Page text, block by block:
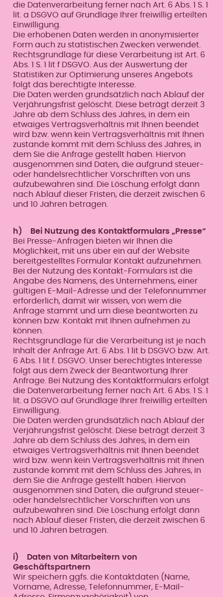
die Datenverarbeitung ferner nach Art. 6 Abs. 1 S. 1
lit. a DSGVO auf Grundlage Ihrer freiwillig erteilten
Einwilligung.
Die erhobenen Daten werden in anonymisierter
Form auch zu statistischen Zwecken verwendet.
Rechtsgrundlage für diese Verarbeitung ist Art. 6
Abs. 1 S. 1 lit f DSGVO. Aus der Auswertung der
Statistiken zur Optimierung unseres Angebots
folgt das berechtigte Interesse.
Die Daten werden grundsätzlich nach Ablauf der
Verjährungsfrist gelöscht. Diese beträgt derzeit 3
Jahre ab dem Schluss des Jahres, in dem ein
etwaiges Vertragsverhältnis mit Ihnen beendet
wird bzw. wenn kein Vertragsverhältnis mit Ihnen
zustande kommt mit dem Schluss des Jahres, in
dem Sie die Anfrage gestellt haben. Hiervon
ausgenommen sind Daten, die aufgrund steuer-
oder handelsrechtlicher Vorschriften von uns
aufzubewahren sind. Die Löschung erfolgt dann
nach Ablauf dieser Fristen, die derzeit zwischen 6
und 10 Jahren betragen.
h) Bei Nutzung des Kontaktformulars „Presse“
Bei Presse-Anfragen bieten wir Ihnen die
Möglichkeit, mit uns über ein auf der Website
bereitgestelltes Formular Kontakt aufzunehmen.
Bei der Nutzung des Kontakt-Formulars ist die
Angabe des Namens, des Unternehmens, einer
gültigen E-Mail-Adresse und der Telefonnummer
erforderlich, damit wir wissen, von wem die
Anfrage stammt und um diese beantworten zu
können bzw. Kontakt mit Ihnen aufnehmen zu
können.
Rechtsgrundlage für die Verarbeitung ist je nach
Inhalt der Anfrage Art. 6 Abs. 1 lit b DSGVO bzw. Art.
6 Abs. 1 lit f. DSGVO. Unser berechtigtes Interesse
folgt aus dem Zweck der Beantwortung Ihrer
Anfrage. Bei Nutzung des Kontaktformulars erfolgt
die Datenverarbeitung ferner nach Art. 6 Abs. 1 S. 1
lit. a DSGVO auf Grundlage Ihrer freiwillig erteilten
Einwilligung.
Die Daten werden grundsätzlich nach Ablauf der
Verjährungsfrist gelöscht. Diese beträgt derzeit 3
Jahre ab dem Schluss des Jahres, in dem ein
etwaiges Vertragsverhältnis mit Ihnen beendet
wird bzw. wenn kein Vertragsverhältnis mit Ihnen
zustande kommt mit dem Schluss des Jahres, in
dem Sie die Anfrage gestellt haben. Hiervon
ausgenommen sind Daten, die aufgrund steuer-
oder handelsrechtlicher Vorschriften von uns
aufzubewahren sind. Die Löschung erfolgt dann
nach Ablauf dieser Fristen, die derzeit zwischen 6
und 10 Jahren betragen.
i) Daten von Mitarbeitern von
Geschäftspartnern
Wir speichern ggfs. die Kontaktdaten (Name,
Vorname, Adresse, Telefonnummer, E-Mail-